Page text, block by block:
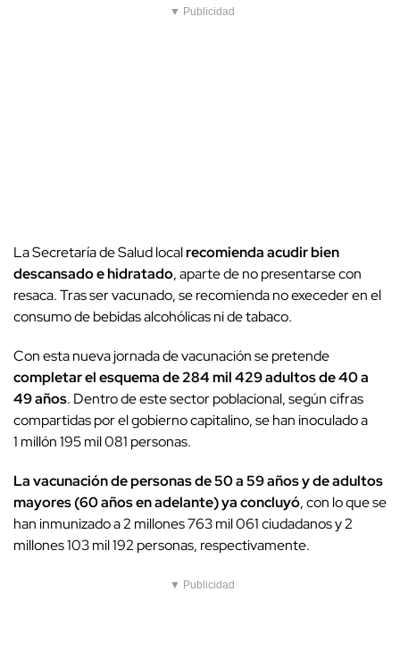
▼ Publicidad
La Secretaría de Salud localrecomienda acudir bien
descansado e hidratado, aparte de no presentarse con
resaca. Tras ser vacunado, se recomienda no execeder en el
consumo de bebidas alcohólicas ni de tabaco.
Con esta nueva jornada de vacunación se pretende
completar el esquema de 284 mil 429 adultos de 40 a
49 años. Dentro de este sector poblacional, según cifras
compartidas por el gobierno capitalino, se han inoculado a
1 millón 195 mil 081 personas.
La vacunación de personas de 50 a 59 años y de adultos
mayores (60 años en adelante) ya concluyó, con lo que se
han inmunizado a 2 millones 763 mil 061 ciudadanos y 2
millones 103 mil 192 personas, respectivamente.
▼ Publicidad